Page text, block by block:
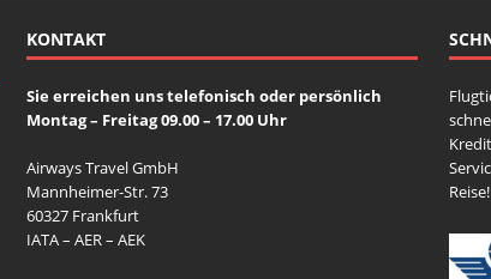
KONTAKT
Sie erreichen uns telefonisch oder persönlich
Montag – Freitag 09.00 – 17.00 Uhr
Airways Travel GmbH
Mannheimer-Str. 73
60327 Frankfurt
IATA – AER – AEK